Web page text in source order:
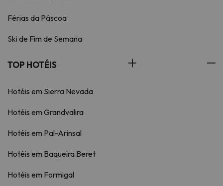
Férias da Páscoa
Ski de Fim de Semana
TOP HOTÉIS
Hotéis em Sierra Nevada
Hotéis em Grandvalira
Hotéis em Pal-Arinsal
Hotéis em Baqueira Beret
Hotéis em Formigal